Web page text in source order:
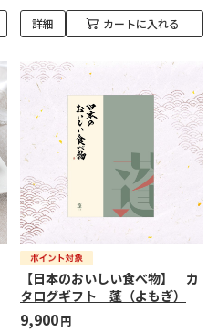
詳細 カートに入れる
【日本のおいしい食べ物】 カ
タログギフト 蓬（よもぎ）
9,900円